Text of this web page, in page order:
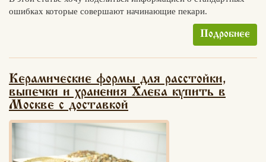
ошибках которые совершают начинающие пекари.
Подробнее
Керамические формы для расстойки,
выпечки и хранения Хлеба купить в
Москве с доставкой